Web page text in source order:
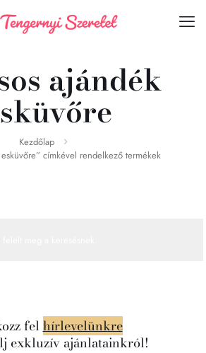
ajándék
Kezdőlap
esküvőre” címkével rendelkező termékek
felhírlevelünkre
exkluzív ajánlatainkról!